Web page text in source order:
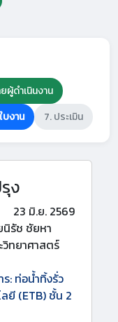
ผู้ดำเนินงาน
บงาน 7. ประเมิน
ง
23 มิ.ย. 2569
รัช ชัยหา
ทยาศาสตร์
: ท่อน้ำทิ้งรั่ว
ลยี (ETB) ชั้น 2